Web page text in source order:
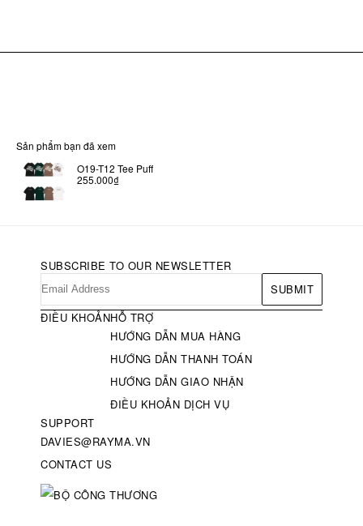
Sản phẩm bạn đã xem
O19-T12 Tee Puff
255.000₫
SUBSCRIBE TO OUR NEWSLETTER
SUBMIT
ĐIỀU KHOẢNHỖ TRỢ
HƯỚNG DẪN MUA HÀNG
HƯỚNG DẪN THANH TOÁN
HƯỚNG DẪN GIAO NHẬN
ĐIỀU KHOẢN DỊCH VỤ
SUPPORT
DAVIES@RAYMA.VN
CONTACT US